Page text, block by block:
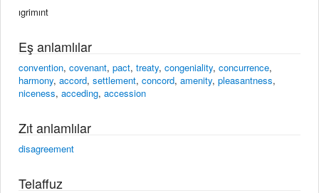
ıgrimınt
Eş anlamlılar
convention, covenant, pact, treaty, congeniality, concurrence,
harmony, accord, settlement, concord, amenity, pleasantness,
niceness, acceding, accession
Zıt anlamlılar
disagreement
Telaffuz